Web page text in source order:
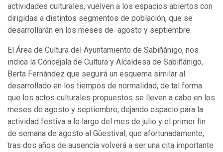
actividades culturales, vuelven a los espacios abiertos con
dirigidas a distintos segmentos de población, que se
desarrollarán en los meses de agosto y septiembre.
El Área de Cultura del Ayuntamiento de Sabiñánigo, nos
indica la Concejala de Cultura y Alcaldesa de Sabiñánigo,
Berta Fernández que seguirá un esquema similar al
desarrollado en los tiempos de normalidad, de tal forma
que los actos culturales propuestos se lleven a cabo en los
meses de agosto y septiembre, dejando espacio para la
actividad festiva a lo largo del mes de julio y el primer fin
de semana de agosto al Güestival, que afortunadamente,
tras dos años de ausencia volverá a ser una cita importante